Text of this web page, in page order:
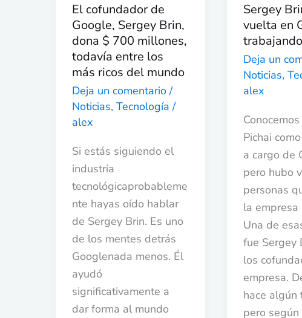
El cofundador de
Google, Sergey Brin,
dona $ 700 millones,
todavía entre los
más ricos del mundo
Deja un comentario /
Noticias, Tecnología /
alex
Si estás siguiendo el
industria
tecnológicaprobableme
nte hayas oído hablar
de Sergey Brin. Es uno
de los mentes detrás
Googlenada menos. Él
ayudó
significativamente a
dar forma al mundo
dona
$
700
millones,
todavía
entre
los
ricos
del
mundo
Sergey
vuelta en
Deja un
Noticias,
alex
Pichai
a cargo de
pero hubo
personas
la empresa
Una de
fue Sergey
los
empresa.
hace algún
pero según
Google,
trabajando
en
IA